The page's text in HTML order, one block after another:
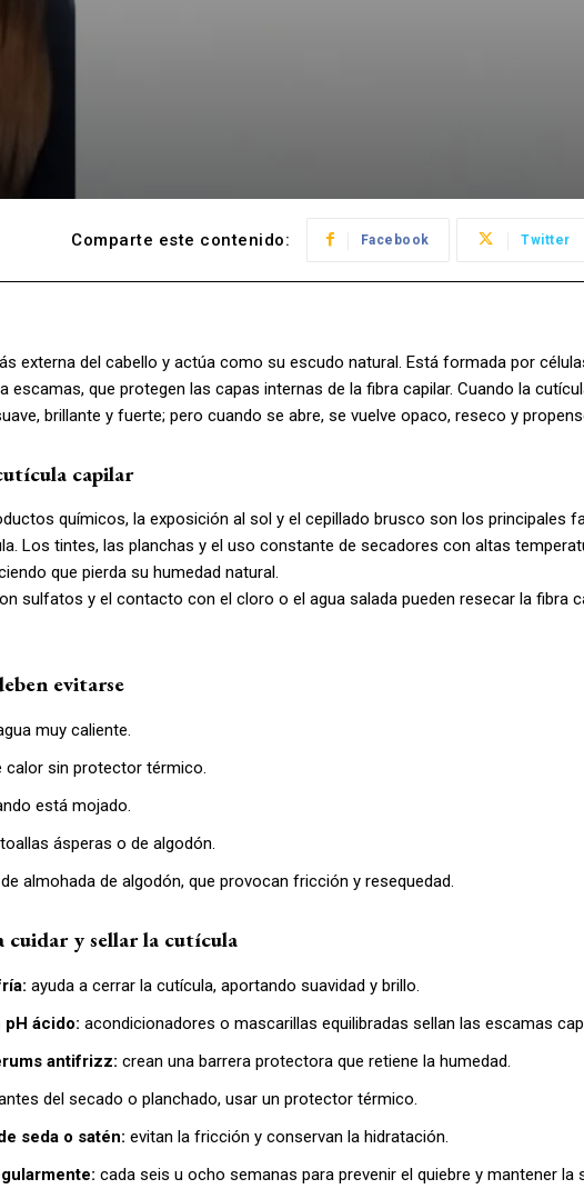
Comparte este contenido: Facebook Twitter
externa del cabello y actúa como su escudo natural. Está formada por
escamas, que protegen las capas internas de la fibra capilar. Cuando la
brillante y fuerte; pero cuando se abre, se vuelve opaco, reseco y
capilar
químicos, la exposición al sol y el cepillado brusco son los principales
Los tintes, las planchas y el uso constante de secadores con altas
que pierda su humedad natural.
sulfatos y el contacto con el cloro o el agua salada pueden resecar la fibra
evitarse
muy caliente.
calor sin protector térmico.
está mojado.
ásperas o de algodón.
almohada de algodón, que provocan fricción y resequedad.
cuidar y sellar la cutícula
ayuda a cerrar la cutícula, aportando suavidad y brillo.
ácido: acondicionadores o mascarillas equilibradas sellan las escamas
antifrizz: crean una barrera protectora que retiene la humedad.
del secado o planchado, usar un protector térmico.
seda o satén: evitan la fricción y conservan la hidratación.
cada seis u ocho semanas para prevenir el quiebre y mantener la